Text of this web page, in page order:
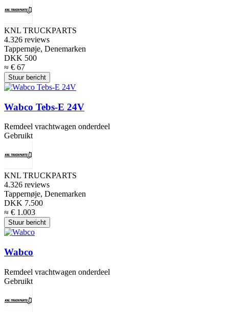
KNL TRUCKPARTS
4.326 reviews
Tappernøje, Denemarken
DKK 500
≈ € 67
Stuur bericht
Wabco Tebs-E 24V
Remdeel vrachtwagen onderdeel
Gebruikt
KNL TRUCKPARTS
4.326 reviews
Tappernøje, Denemarken
DKK 7.500
≈ € 1.003
Stuur bericht
Wabco
Remdeel vrachtwagen onderdeel
Gebruikt